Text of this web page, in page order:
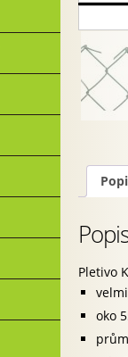
Pletivo
oko